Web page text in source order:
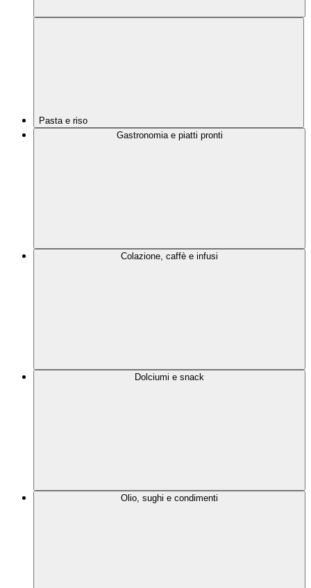
Pasta e riso
Gastronomia e piatti pronti
Colazione, caffè e infusi
Dolciumi e snack
Olio, sughi e condimenti